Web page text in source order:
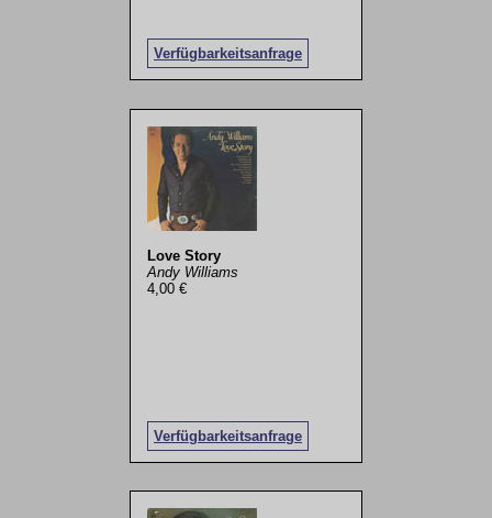
Verfügbarkeitsanfrage
Love Story
Andy Williams
4,00 €
Verfügbarkeitsanfrage